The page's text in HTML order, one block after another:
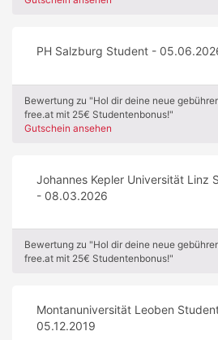
PH Salzburg Student -
Bewertung zu "Hol dir deine neue
free.at mit 25€ Studentenbonus!"
Gutschein ansehen
Johannes Kepler Universität Linz
- 08.03.2026
Bewertung zu "Hol dir deine neue
free.at mit 25€ Studentenbonus!"
Montanuniversität Leoben
05.12.2019